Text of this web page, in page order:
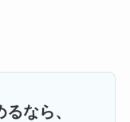
なら、